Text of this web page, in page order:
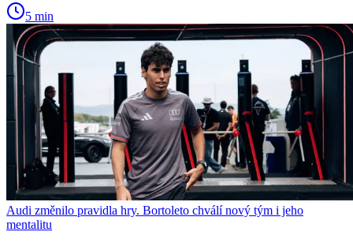
5 min
Audi změnilo pravidla hry. Bortoleto chválí nový tým i jeho
mentalitu